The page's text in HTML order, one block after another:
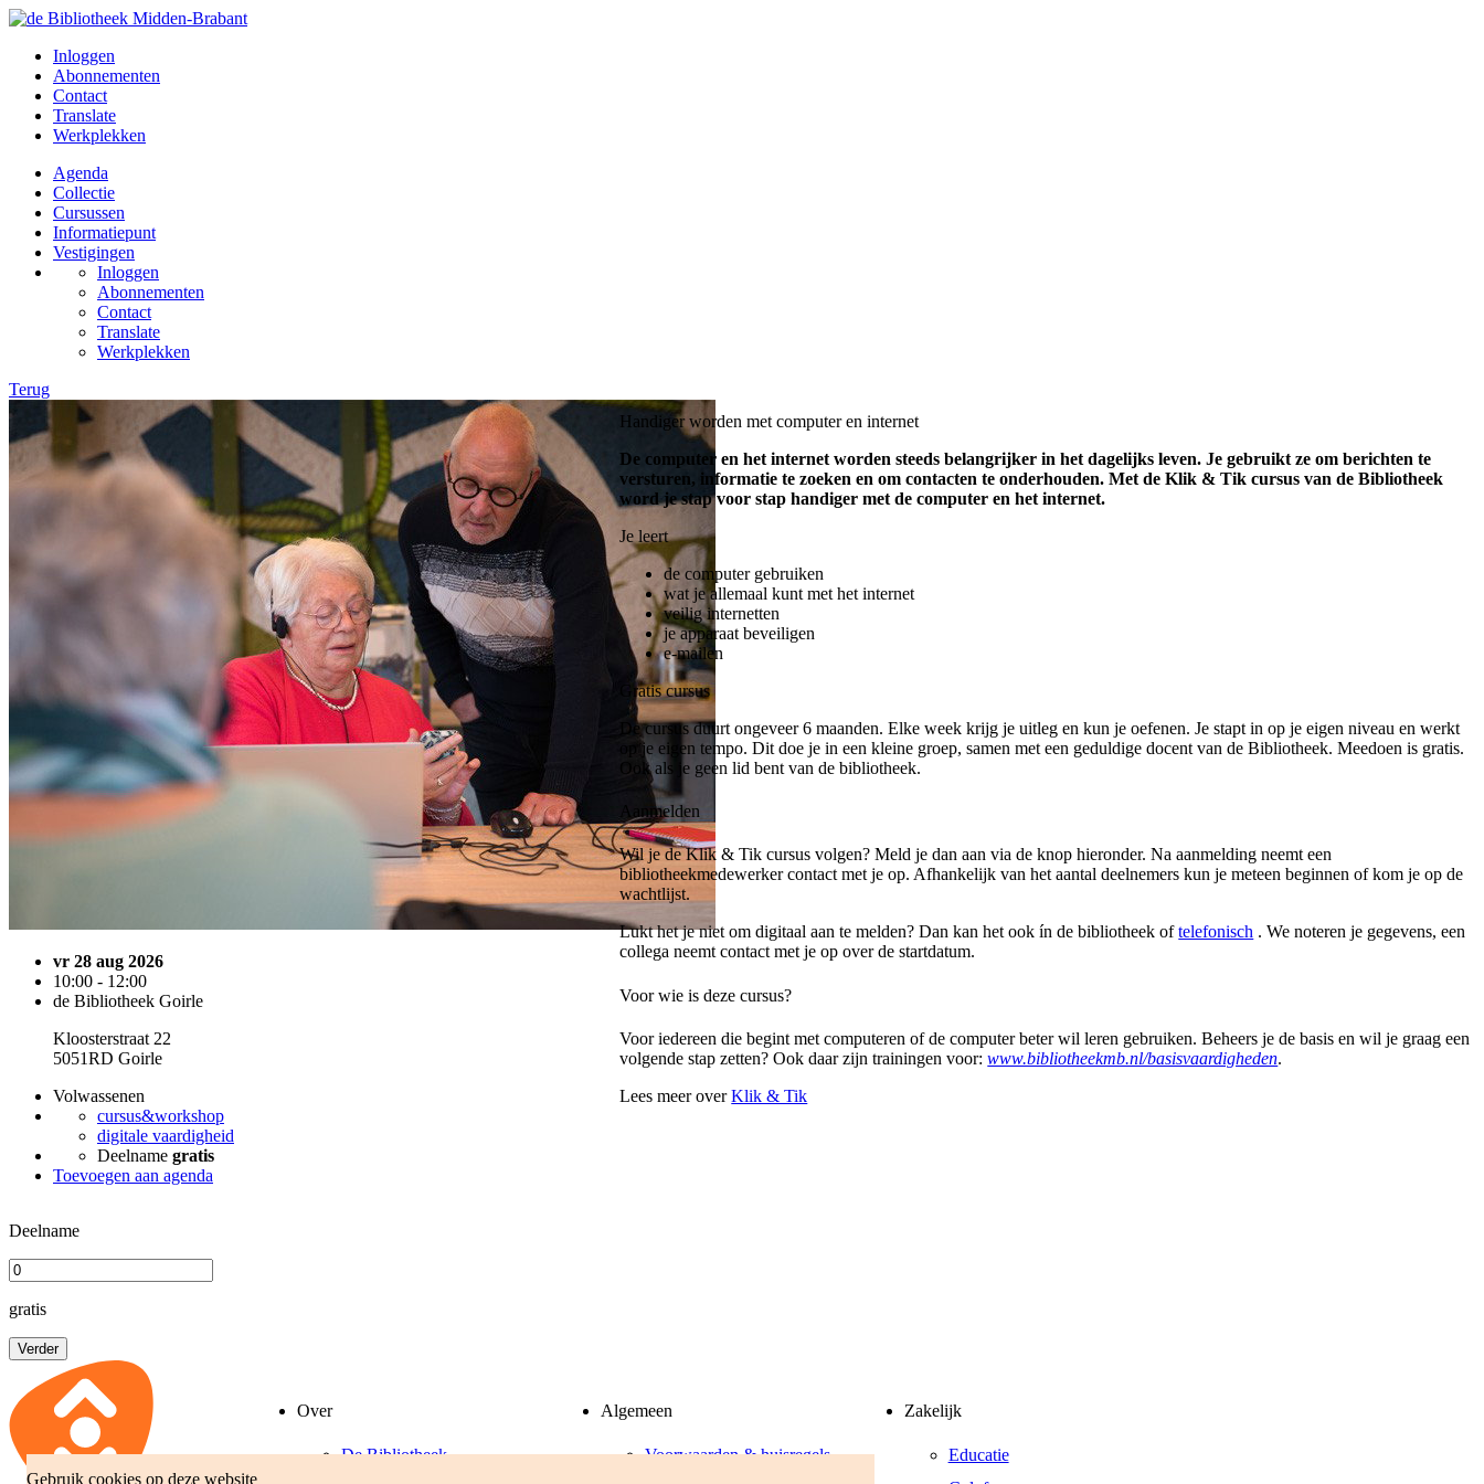
Gebruik cookies op deze website
Inloggen
Abonnementen
Contact
Translate
Werkplekken
Agenda
Collectie
Cursussen
Informatiepunt
Vestigingen
Inloggen
Abonnementen
Contact
Translate
Werkplekken
Terug
vr 28 aug 2026
10:00 - 12:00
de Bibliotheek Goirle
Kloosterstraat 22
5051RD Goirle
Volwassenen
cursus&workshop
digitale vaardigheid
Deelname gratis
Toevoegen aan agenda
Handiger worden met computer en internet
De computer en het internet worden steeds belangrijker in het dagelijks leven. Je gebruikt ze om berichten te
versturen, informatie te zoeken en om contacten te onderhouden. Met de Klik & Tik cursus van de Bibliotheek
word je stap voor stap handiger met de computer en het internet.
Je leert
de computer gebruiken
wat je allemaal kunt met het internet
veilig internetten
je apparaat beveiligen
e-mailen
Gratis cursus
De cursus duurt ongeveer 6 maanden. Elke week krijg je uitleg en kun je oefenen. Je stapt in op je eigen niveau en werkt
op je eigen tempo. Dit doe je in een kleine groep, samen met een geduldige docent van de Bibliotheek. Meedoen is gratis.
Ook als je geen lid bent van de bibliotheek.
Aanmelden
Wil je de Klik & Tik cursus volgen? Meld je dan aan via de knop hieronder. Na aanmelding neemt een
bibliotheekmedewerker contact met je op. Afhankelijk van het aantal deelnemers kun je meteen beginnen of kom je op de
wachtlijst.
Lukt het je niet om digitaal aan te melden? Dan kan het ook ín de bibliotheek oftelefonisch . We noteren je gegevens, een
collega neemt contact met je op over de startdatum.
Voor wie is deze cursus?
Voor iedereen die begint met computeren of de computer beter wil leren gebruiken. Beheers je de basis en wil je graag een
volgende stap zetten? Ook daar zijn trainingen voor:www.bibliotheekmb.nl/basisvaardigheden.
Lees meer overKlik & Tik
Deelname
gratis
Verder
Over
De Bibliotheek
Algemeen
Voorwaarden & huisregels
Zakelijk
Educatie